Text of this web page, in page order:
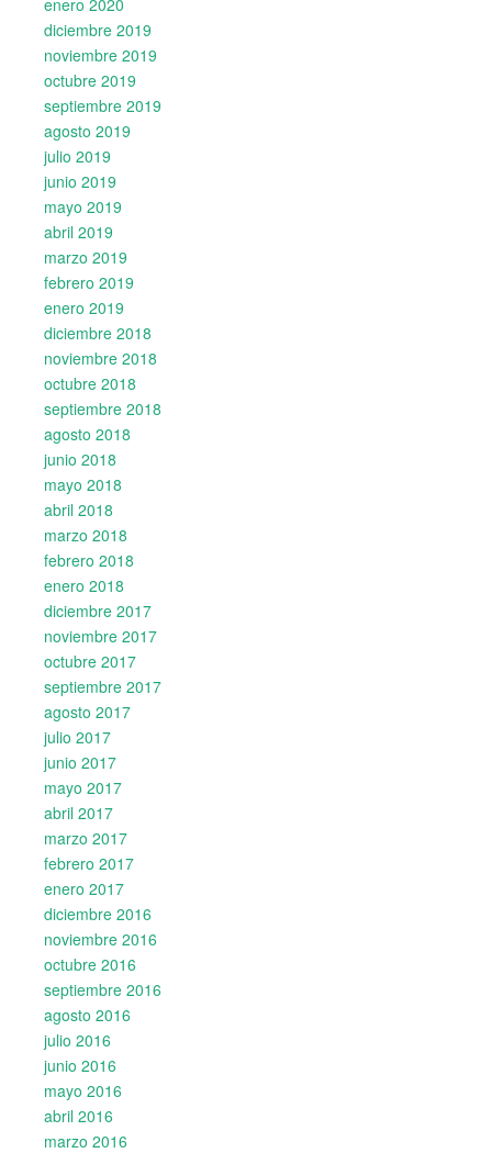
diciembre 2019
noviembre 2019
octubre 2019
septiembre 2019
agosto 2019
julio 2019
junio 2019
mayo 2019
abril 2019
marzo 2019
febrero 2019
enero 2019
diciembre 2018
noviembre 2018
octubre 2018
septiembre 2018
agosto 2018
junio 2018
mayo 2018
abril 2018
marzo 2018
febrero 2018
enero 2018
diciembre 2017
noviembre 2017
octubre 2017
septiembre 2017
agosto 2017
julio 2017
junio 2017
mayo 2017
abril 2017
marzo 2017
febrero 2017
enero 2017
diciembre 2016
noviembre 2016
octubre 2016
septiembre 2016
agosto 2016
julio 2016
junio 2016
mayo 2016
abril 2016
marzo 2016